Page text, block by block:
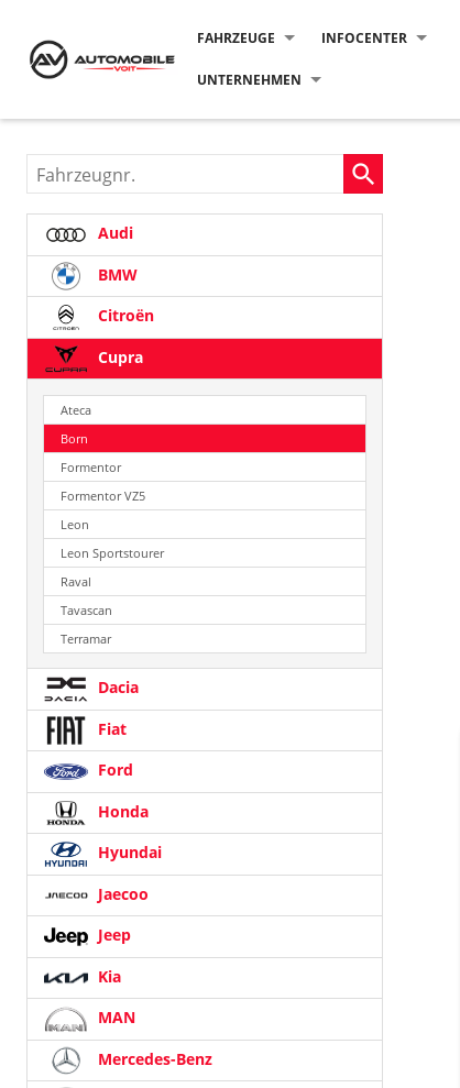
FAHRZEUGE INFOCENTER
UNTERNEHMEN
Fahrzeugnr.
Audi
BMW
Citroën
Cupra
Ateca
Born
Formentor
Formentor VZ5
Leon
Leon Sportstourer
Raval
Tavascan
Terramar
Dacia
Fiat
Ford
Honda
Hyundai
Jaecoo
Jeep
Kia
MAN
Mercedes-Benz